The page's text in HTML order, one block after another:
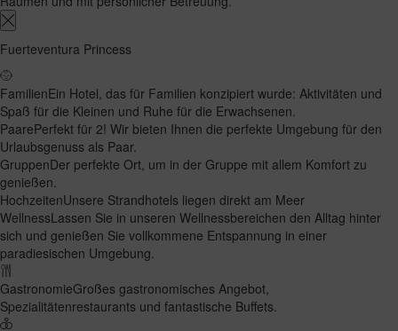
Fuerteventura Princess
FamilienEin Hotel, das für Familien konzipiert wurde: Aktivitäten und
Spaß für die Kleinen und Ruhe für die Erwachsenen.
PaarePerfekt für 2! Wir bieten Ihnen die perfekte Umgebung für den
Urlaubsgenuss als Paar.
GruppenDer perfekte Ort, um in der Gruppe mit allem Komfort zu
genießen.
HochzeitenUnsere Strandhotels liegen direkt am Meer
WellnessLassen Sie in unseren Wellnessbereichen den Alltag hinter
sich und genießen Sie vollkommene Entspannung in einer
paradiesischen Umgebung.
GastronomieGroßes gastronomisches Angebot,
Spezialitätenrestaurants und fantastische Buffets.